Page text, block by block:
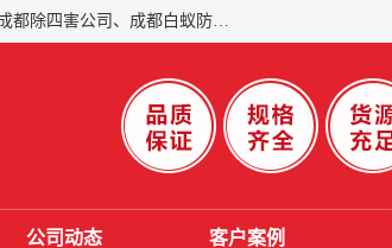
成都仁民有害生物防治服务有限公司是一家经营成都灭跳蚤公司、成都灭鼠公司、成都除虫公司、成都除四害公司、成都白蚁防治公司、成都杀虫公司等。业务覆盖：青白江、郫县、简阳、金堂、乐山、眉山、绵阳、彭州等区域。 由于我们的专业技术和服务态度得到了肯定、 目前公司已经与省内外的多个金 融企业、高端写字楼、星级酒 店、宾馆餐饮企业、学校、制造生产企业、物业小区建立了长期友好的合作关系。
公司动态 客户案例